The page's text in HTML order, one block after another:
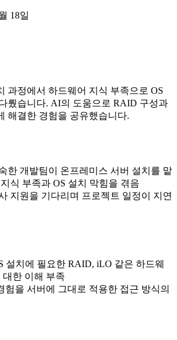
18일
과정에서 하드웨어 지식 부족으로 OS
뤘습니다. AI의 도움으로 RAID 구성과
해결한 경험을 공유했습니다.
한 개발팀이 온프레미스 서버 설치를 맡
식 부족과 OS 설치 막힘을 겪음
지원을 기다리며 프로젝트 일정이 지연
설치에 필요한 RAID, iLO 같은 하드웨
대한 이해 부족
험을 서버에 그대로 적용한 접근 방식의